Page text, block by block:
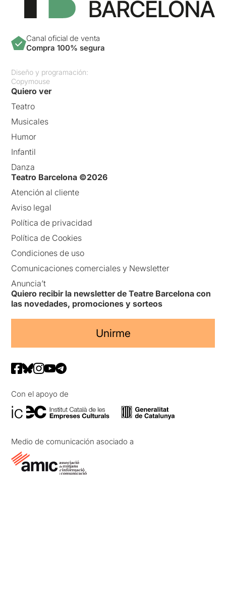
Canal oficial de venta
Compra 100% segura
Diseño y programación:
Copymouse
Quiero ver
Teatro
Musicales
Humor
Infantil
Danza
Teatro Barcelona ©2026
Atención al cliente
Aviso legal
Política de privacidad
Política de Cookies
Condiciones de uso
Comunicaciones comerciales y Newsletter
Anuncia’t
Quiero recibir la newsletter de Teatre Barcelona con
las novedades, promociones y sorteos
Unirme
Con el apoyo de
Medio de comunicación asociado a